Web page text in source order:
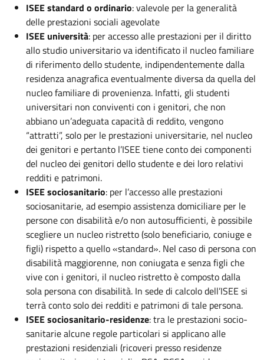
ISEE standard o ordinario: valevole per la generalità
delle prestazioni sociali agevolate
ISEE università: per accesso alle prestazioni per il diritto
allo studio universitario va identificato il nucleo familiare
di riferimento dello studente, indipendentemente dalla
residenza anagrafica eventualmente diversa da quella del
nucleo familiare di provenienza. Infatti, gli studenti
universitari non conviventi con i genitori, che non
abbiano un’adeguata capacità di reddito, vengono
“attratti”, solo per le prestazioni universitarie, nel nucleo
dei genitori e pertanto l’ISEE tiene conto dei componenti
del nucleo dei genitori dello studente e dei loro relativi
redditi e patrimoni.
ISEE sociosanitario: per l’accesso alle prestazioni
sociosanitarie, ad esempio assistenza domiciliare per le
persone con disabilità e/o non autosufficienti, è possibile
scegliere un nucleo ristretto (solo beneficiario, coniuge e
figli) rispetto a quello «standard». Nel caso di persona con
disabilità maggiorenne, non coniugata e senza figli che
vive con i genitori, il nucleo ristretto è composto dalla
sola persona con disabilità. In sede di calcolo dell’ISEE si
terrà conto solo dei redditi e patrimoni di tale persona.
ISEE sociosanitario-residenze: tra le prestazioni socio-
sanitarie alcune regole particolari si applicano alle
prestazioni residenziali (ricoveri presso residenze